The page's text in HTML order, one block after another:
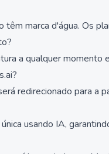
marca d'água. Os
a qualquer
redirecionado para a
usando IA,